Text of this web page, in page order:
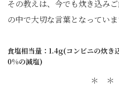
その教えは、今でも炊き込み
の中で大切な言葉となっていま
食塩相当量：1.4g(コンビニの炊き
0%の減塩)
＊ ＊